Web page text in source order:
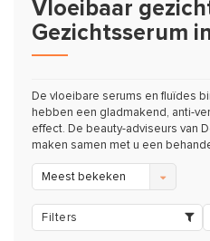
Vloeibaar
Gezichtsserum
De vloeibare serums en fluïdes
hebben een gladmakend, anti-
effect. De beauty-adviseurs van
maken samen met u een
Meest bekeken
Filters